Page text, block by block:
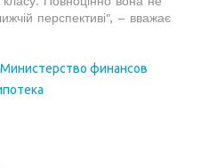
перспективі", – вважає
Министерство финансов